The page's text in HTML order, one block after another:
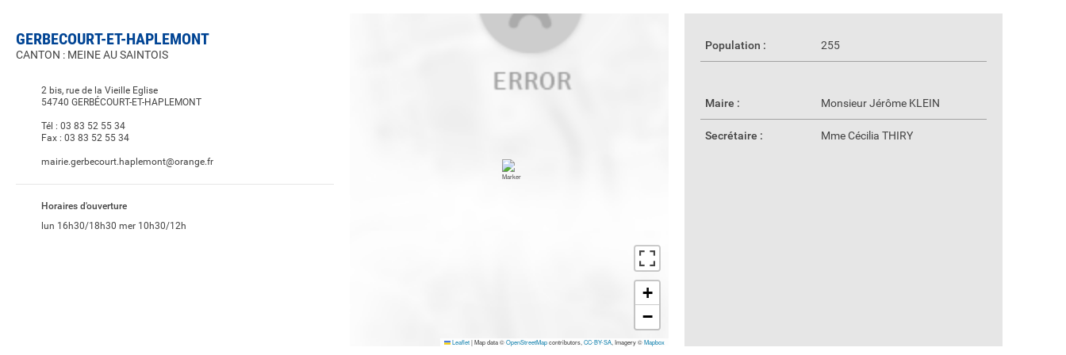
GERBECOURT-ET-HAPLEMONT
CANTON : MEINE AU SAINTOIS
2 bis, rue de la Vieille Eglise
54740 GERBÉCOURT-ET-HAPLEMONT
Tél : 03 83 52 55 34
Fax : 03 83 52 55 34
mairie.gerbecourt.haplemont@orange.fr
Horaires d'ouverture
lun 16h30/18h30 mer 10h30/12h
Population : 255
Maire : Monsieur Jérôme KLEIN
Secrétaire : Mme Cécilia THIRY
+
−
Leaflet |Map data ©OpenStreetMapcontributors, CC-BY-SA, Imagery ©Mapbox